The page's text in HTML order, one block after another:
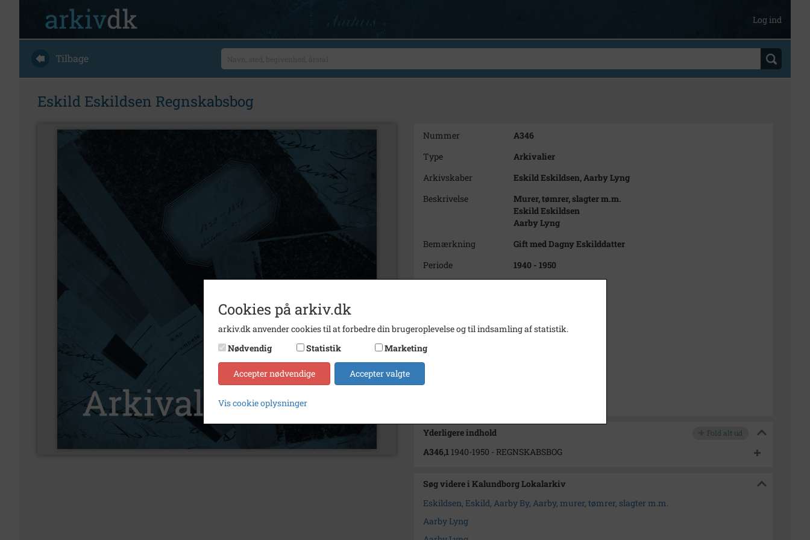
Log ind
Tilbage
Eskild Eskildsen Regnskabsbog
Nummer
A346
Type
Arkivalier
Arkivskaber
Eskild Eskildsen, Aarby Lyng
Beskrivelse
Murer, tømrer, slagter m.m.
Eskild Eskildsen
Aarby Lyng
Bemærkning
Gift med Dagny Eskilddatter
Periode
1940 - 1950
Type
Sogn (1000-2050)
Enhed
Yderligere indhold Fold alt ud
A346,1 1940-1950 - REGNSKABSBOG
Søg videre i Kalundborg Lokalarkiv
Eskildsen, Eskild, Aarby By, Aarby, murer, tømrer, slagter m.m.
Aarby Lyng
Cookies på arkiv.dk
arkiv.dk anvender cookies til at forbedre din brugeroplevelse og til indsamling af statistik.
Nødvendig
Statistik Marketing
Accepter nødvendige Accepter valgte
Vis cookie oplysninger